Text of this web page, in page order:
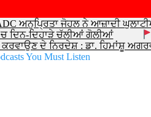
ਅਨੁਪ੍ਰਿਤਾ ਜੋਹਲ ਨੇ ਆਜ਼ਾਦੀ
ਦਿਨ-ਦਿਹਾੜੇ ਚੱਲੀਆਂ ਗੋਲੀਆਂ
ਦੇ ਨਿਰਦੇਸ਼ : ਡਾ. ਹਿਮਾਂਸ਼ੂ